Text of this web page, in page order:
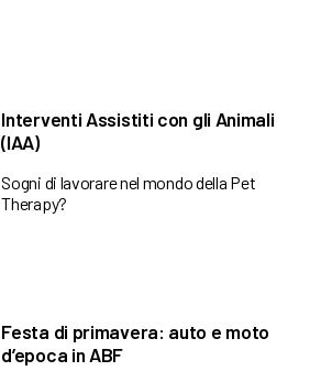
Interventi Assistiti con gli Animali
(IAA)
Sogni di lavorare nel mondo della Pet
Therapy?
Festa di primavera: auto e moto
d’epoca in ABF